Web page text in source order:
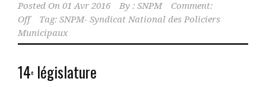
Posted On 01 Avr 2016 By : SNPM
Comment:
Off
Tag: SNPM- Syndicat National des Policiers
Municipaux
14e législature